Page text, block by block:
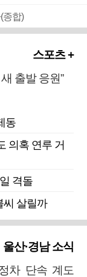
종합)
스포츠 +
출발 응원”
동
의혹 연루 거
격돌
씨 살릴까
울산·경남 소식
차 단속 계도